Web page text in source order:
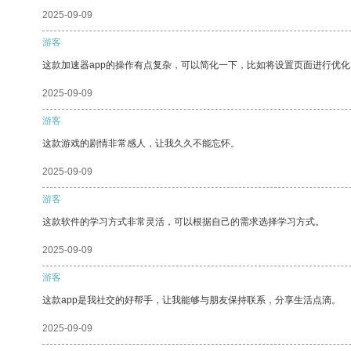
2025-09-09
游客
这款加速器app的操作有点复杂，可以简化一下，比如将设置页面进行优
2025-09-09
游客
这款游戏的剧情非常感人，让我久久不能忘怀。
2025-09-09
游客
这款软件的学习方式非常灵活，可以根据自己的需求选择学习方式。
2025-09-09
游客
这款app是我社交的好帮手，让我能够与朋友保持联系，分享生活点滴。
2025-09-09